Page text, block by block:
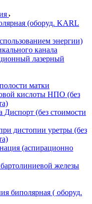
(оборуд. KARL
энергии)
канала
лазерный
матки
кислоты НПО (без
Диспорт (без стоимости
дистопии уретры (без
(аспирационно
железы
биполярная ( оборуд.